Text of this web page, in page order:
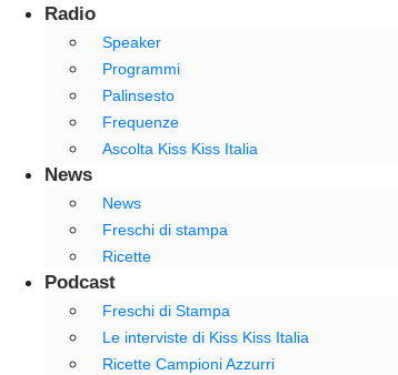
Radio
Speaker
Programmi
Palinsesto
Frequenze
Ascolta Kiss Kiss Italia
News
News
Freschi di stampa
Ricette
Podcast
Freschi di Stampa
Le interviste di Kiss Kiss Italia
Ricette Campioni Azzurri